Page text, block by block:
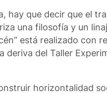
hay que decir que el
una filosofía y un
está realizado con
deriva del Taller
horizontalidad